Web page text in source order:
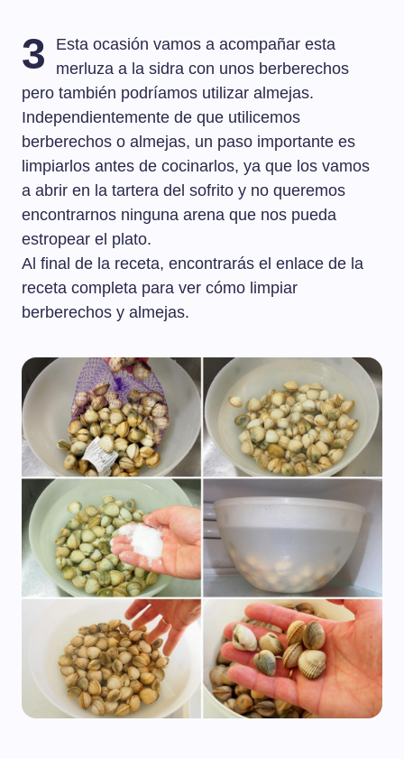
3
Esta ocasión vamos a acompañar esta
merluza a la sidra con unos berberechos
pero también podríamos utilizar almejas.
Independientemente de que utilicemos
berberechos o almejas, un paso importante es
limpiarlos antes de cocinarlos, ya que los vamos
a abrir en la tartera del sofrito y no queremos
encontrarnos ninguna arena que nos pueda
estropear el plato.
Al final de la receta, encontrarás el enlace de la
receta completa para ver cómo limpiar
berberechos y almejas.